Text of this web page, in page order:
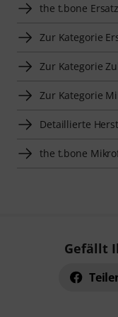
the t.bone
Zur Kategorie
Zur Kategorie
Zur Kategorie
Detaillierte
the t.bone
Gefällt